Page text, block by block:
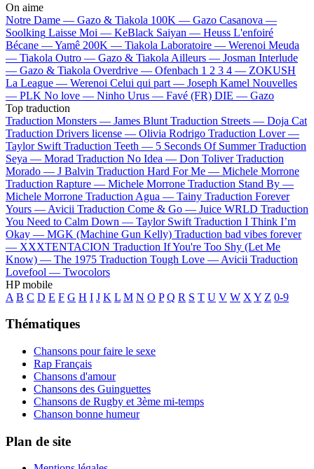
On aime
Notre Dame — Gazo & Tiakola 100K — Gazo Casanova —
Soolking Laisse Moi — KeBlack Saiyan — Heuss L'enfoiré
Bécane —Yamê 200K — Tiakola Laboratoire — Werenoi Meuda
— Tiakola Outro — Gazo & Tiakola Ailleurs — Josman Interlude
— Gazo & Tiakola Overdrive — Ofenbach 1 2 3 4 — ZOKUSH
La League — Werenoi Celui qui part — Joseph Kamel Nouvelles
— PLK No love — Ninho Urus — Favé (FR) DIE — Gazo
Top traduction
Traduction Monsters — James Blunt Traduction Streets — Doja Cat
Traduction Drivers license — Olivia Rodrigo Traduction Lover —
Taylor Swift Traduction Teeth — 5 Seconds Of Summer Traduction
Seya — Morad Traduction No Idea — Don Toliver Traduction
Morado — J Balvin Traduction Hard For Me — Michele Morrone
Traduction Rapture — Michele Morrone Traduction Stand By —
Michele Morrone Traduction Agua — Tainy Traduction Forever
Yours — Avicii Traduction Come & Go — Juice WRLD Traduction
You Need to Calm Down — Taylor Swift Traduction I Think I’m
Okay — MGK (Machine Gun Kelly) Traduction bad vibes forever
— XXXTENTACION Traduction If You're Too Shy (Let Me
Know) — The 1975 Traduction Tough Love — Avicii Traduction
Lovefool — Twocolors
HP mobile
A B C D E F G H I J K L M N O P Q R S T U V W X Y Z 0-9
Thématiques
Chansons pour faire le sexe
Rap Français
Chansons d'amour
Chansons des Guinguettes
Chansons de Rugby et 3ème mi-temps
Chanson bonne humeur
Plan de site